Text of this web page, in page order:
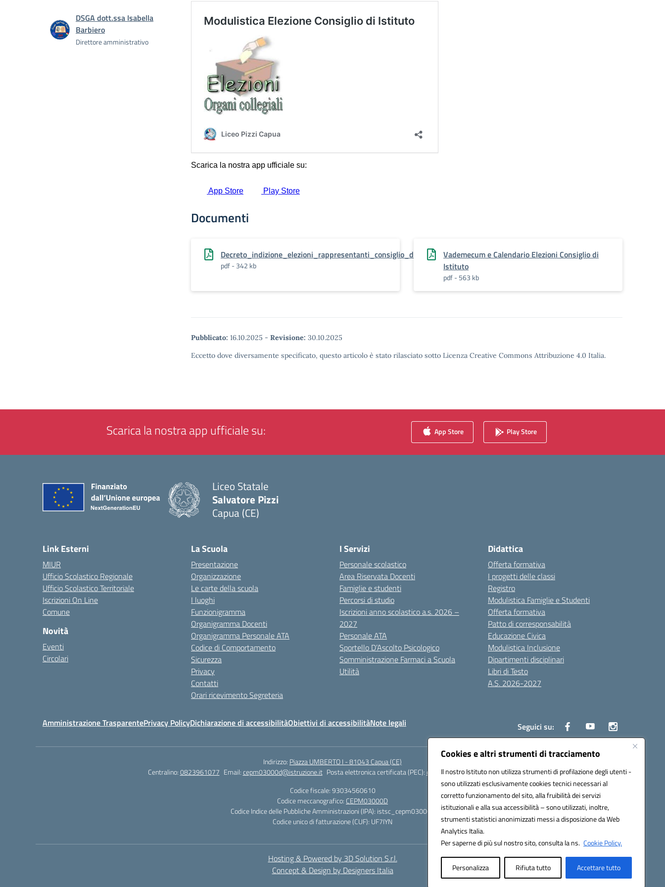
Cookies e altri strumenti di tracciamento
Il nostro Istituto non utilizza strumenti di profilazione degli utenti -
sono utilizzati esclusivamente cookies tecnici necessari al
corretto funzionamento del sito, alla fruibilità dei servizi
istituzionali e alla sua accessibilità – sono utilizzati, inoltre,
strumenti statistici anonimizzati messi a disposizione da Web
Analytics Italia.
Per saperne di più sul nostro sito, consulta la ns. Cookie Policy.
Personalizza Rifiuta tutto Accettare tutto
Documenti
Decreto_indizione_elezioni_rappresentanti_consiglio_di_istituto.pdf.pades
pdf - 342 kb
Vademecum e Calendario Elezioni Consiglio di
Istituto
pdf - 563 kb
Pubblicato: 16.10.2025 - Revisione: 30.10.2025
Eccetto dove diversamente specificato, questo articolo è stato rilasciato sotto Licenza Creative Commons Attribuzione 4.0 Italia.
DSGA dott.ssa Isabella
Barbiero
Direttore amministrativo
Scarica la nostra app ufficiale su: App Store Play Store
Liceo Statale
Salvatore Pizzi
Capua (CE)
Link Esterni
MIUR
Ufficio Scolastico Regionale
Ufficio Scolastico Territoriale
Iscrizioni On Line
Comune
Novità
Eventi
Circolari
La Scuola
Presentazione
Organizzazione
Le carte della scuola
I luoghi
Funzionigramma
Organigramma Docenti
Organigramma Personale ATA
Codice di Comportamento
Sicurezza
Privacy
Contatti
Orari ricevimento Segreteria
I Servizi
Personale scolastico
Area Riservata Docenti
Famiglie e studenti
Percorsi di studio
Iscrizioni anno scolastico a.s. 2026 –
2027
Personale ATA
Sportello D’Ascolto Psicologico
Somministrazione Farmaci a Scuola
Utilità
Didattica
Offerta formativa
I progetti delle classi
Registro
Modulistica Famiglie e Studenti
Offerta formativa
Patto di corresponsabilità
Educazione Civica
Modulistica Inclusione
Dipartimenti disciplinari
Libri di Testo
A.S. 2026-2027
Amministrazione TrasparentePrivacy PolicyDichiarazione di accessibilitàObiettivi di accessibilitàNote legali Seguici su:
Indirizzo: Piazza UMBERTO I - 81043 Capua (CE)
Centralino:0823961077 Email:cepm03000d@istruzione.it Posta elettronica certificata (PEC):cepm03000d@pec.istruzione.it
Codice fiscale: 93034560610
Codice meccanografico: CEPM03000D
Codice Indice delle Pubbliche Amministrazioni (IPA): istsc_cepm03000d
Codice unico di fatturazione (CUF): UF7IYN
Hosting & Powered by 3D Solution S.r.l.
Concept & Design by Designers Italia